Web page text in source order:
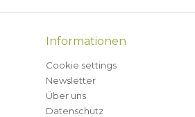
Informationen
Cookie settings
Newsletter
Über uns
Datenschutz